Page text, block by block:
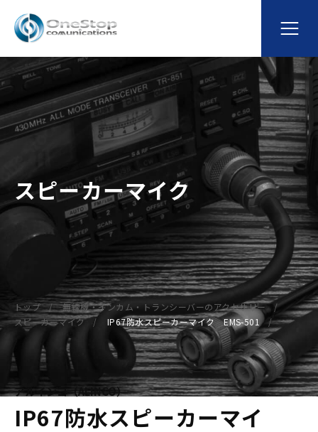
スピーカーマイク
トップ
無線機・インカム・トランシーバーのアクセサリー
スピーカーマイク
IP67防水スピーカーマイク EMS-501
アルインコ（ALINCO）
IP67防水スピーカーマイ